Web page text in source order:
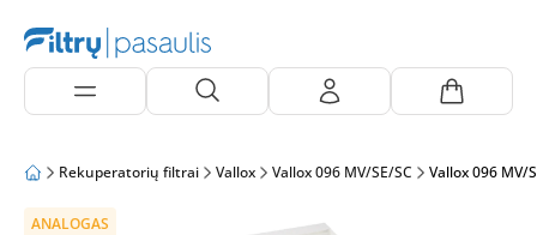
Rekuperatorių filtrai Vallox Vallox 096 MV/SE/SC Vallox 096 MV/
ANALOGAS